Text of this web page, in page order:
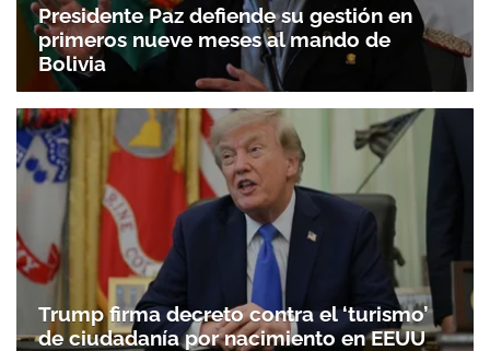
Presidente Paz defiende su gestión en
primeros nueve meses al mando de
Bolivia
Trump firma decreto contra el ‘turismo’
de ciudadanía por nacimiento en EEUU